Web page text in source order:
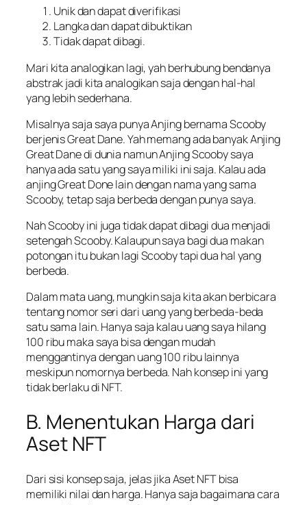
Unik dan dapat diverifikasi
Langka dan dapat dibuktikan
Tidak dapat dibagi.
Mari kita analogikan lagi, yah berhubung bendanya
abstrak jadi kita analogikan saja dengan hal-hal
yang lebih sederhana.
Misalnya saja saya punya Anjing bernama Scooby
berjenis Great Dane. Yah memang ada banyak Anjing
Great Dane di dunia namun Anjing Scooby saya
hanya ada satu yang saya miliki ini saja. Kalau ada
anjing Great Done lain dengan nama yang sama
Scooby, tetap saja berbeda dengan punya saya.
Nah Scooby ini juga tidak dapat dibagi dua menjadi
setengah Scooby. Kalaupun saya bagi dua makan
potongan itu bukan lagi Scooby tapi dua hal yang
berbeda.
Dalam mata uang, mungkin saja kita akan berbicara
tentang nomor seri dari uang yang berbeda-beda
satu sama lain. Hanya saja kalau uang saya hilang
100 ribu maka saya bisa dengan mudah
menggantinya dengan uang 100 ribu lainnya
meskipun nomornya berbeda. Nah konsep ini yang
tidak berlaku di NFT.
B. Menentukan Harga dari
Aset NFT
Dari sisi konsep saja, jelas jika Aset NFT bisa
memiliki nilai dan harga. Hanya saja bagaimana cara